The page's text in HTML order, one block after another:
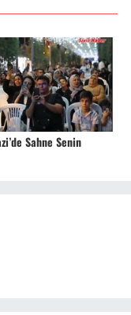
Sahne Senin